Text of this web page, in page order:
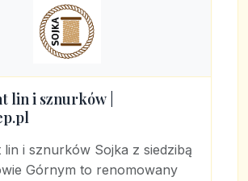
lin i sznurków |
i sznurków Sojka z siedzibą
Górnym to renomowany